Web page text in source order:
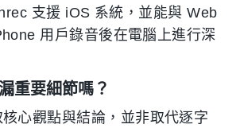
支援 iOS 系統，並能與 Web
用戶錄音後在電腦上進行深
重要細節嗎？
心觀點與結論，並非取代逐字